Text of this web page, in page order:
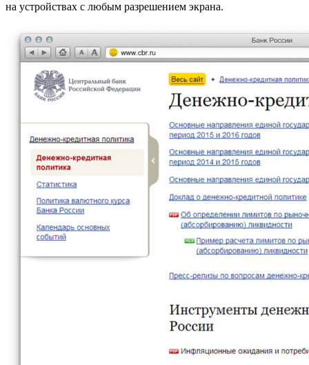
на устройствах с любым разрешением экрана.